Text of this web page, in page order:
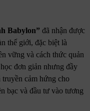
Babylon” đã nhận được
thế giới, đặc biệt là
vững và cách thức quản
đơn giản nhưng đầy
truyền cảm hứng cho
bạc và đầu tư vào tương